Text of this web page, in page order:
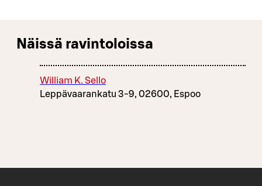
Näissä ravintoloissa
William K. Sello
Leppävaarankatu 3-9, 02600, Espoo